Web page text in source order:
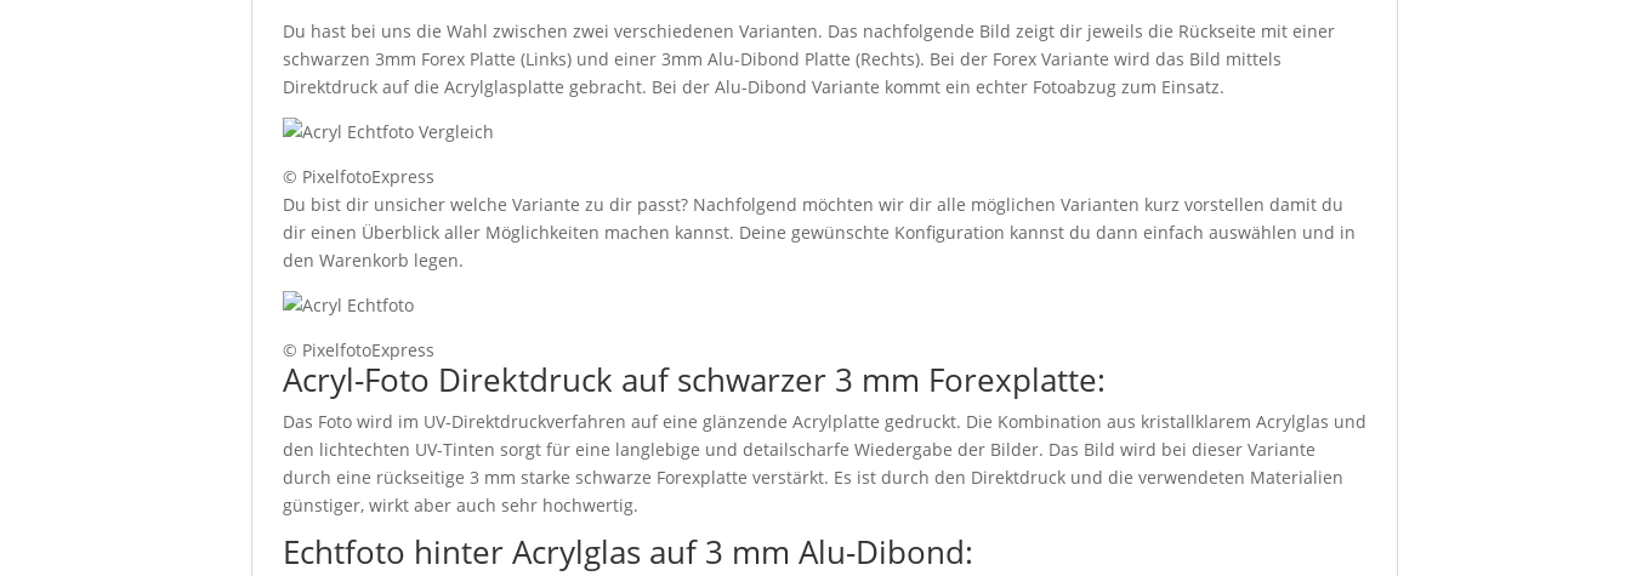
Du hast bei uns die Wahl zwischen zwei verschiedenen Varianten. Das nachfolgende Bild zeigt dir jeweils die Rückseite mit einer
schwarzen 3mm Forex Platte (Links) und einer 3mm Alu-Dibond Platte (Rechts). Bei der Forex Variante wird das Bild mittels
Direktdruck auf die Acrylglasplatte gebracht. Bei der Alu-Dibond Variante kommt ein echter Fotoabzug zum Einsatz.
© PixelfotoExpress
Du bist dir unsicher welche Variante zu dir passt? Nachfolgend möchten wir dir alle möglichen Varianten kurz vorstellen damit du
dir einen Überblick aller Möglichkeiten machen kannst. Deine gewünschte Konfiguration kannst du dann einfach auswählen und in
den Warenkorb legen.
© PixelfotoExpress
Acryl-Foto Direktdruck auf schwarzer 3 mm Forexplatte:
Das Foto wird im UV-Direktdruckverfahren auf eine glänzende Acrylplatte gedruckt. Die Kombination aus kristallklarem Acrylglas und
den lichtechten UV-Tinten sorgt für eine langlebige und detailscharfe Wiedergabe der Bilder. Das Bild wird bei dieser Variante
durch eine rückseitige 3 mm starke schwarze Forexplatte verstärkt. Es ist durch den Direktdruck und die verwendeten Materialien
günstiger, wirkt aber auch sehr hochwertig.
Echtfoto hinter Acrylglas auf 3 mm Alu-Dibond: